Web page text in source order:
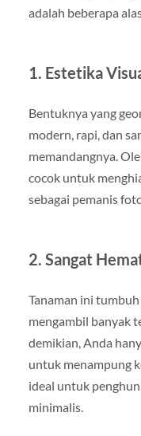
adalah beberapa
1. Estetika
Bentuknya yang
modern, rapi, dan
memandangnya.
cocok untuk
sebagai pemanis
2. Sangat
Tanaman ini
mengambil banyak
demikian, Anda
untuk menampung
ideal untuk
minimalis.